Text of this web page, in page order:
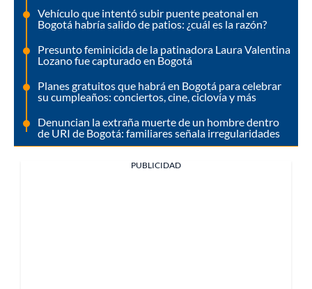
Vehículo que intentó subir puente peatonal en
Bogotá habría salido de patios: ¿cuál es la razón?
Presunto feminicida de la patinadora Laura Valentina
Lozano fue capturado en Bogotá
Planes gratuitos que habrá en Bogotá para celebrar
su cumpleaños: conciertos, cine, ciclovía y más
Denuncian la extraña muerte de un hombre dentro
de URI de Bogotá: familiares señala irregularidades
PUBLICIDAD